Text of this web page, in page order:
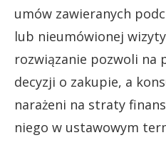
umów zawieranych
lub nieumówionej
rozwiązanie pozwoli na
decyzji o zakupie, a
narażeni na straty
niego w ustawowym